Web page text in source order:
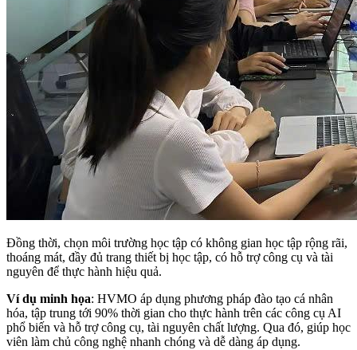
Đồng thời, chọn môi trường học tập có không gian học tập rộng rãi,
thoáng mát, đầy đủ trang thiết bị học tập, có hỗ trợ công cụ và tài
nguyên để thực hành hiệu quả.
Ví dụ minh họa: HVMO áp dụng phương pháp đào tạo cá nhân
hóa, tập trung tới 90% thời gian cho thực hành trên các công cụ AI
phổ biến và hỗ trợ công cụ, tài nguyên chất lượng. Qua đó, giúp học
viên làm chủ công nghệ nhanh chóng và dễ dàng áp dụng.